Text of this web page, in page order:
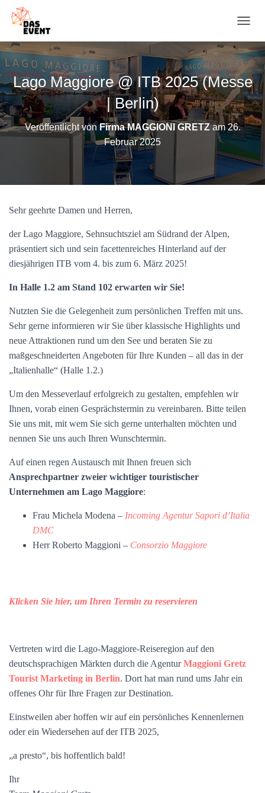
A
V
I
G
A
T
I
O
N
M
S
H
Lago Maggiore @ ITB 2025 (Messe
| Berlin)
Veröffentlicht vonFirma MAGGIONI GRETZam26.
Februar 2025
Sehr geehrte Damen und Herren,
der Lago Maggiore, Sehnsuchtsziel am Südrand der Alpen,
präsentiert sich und sein facettenreiches Hinterland auf der
diesjährigen ITB vom 4. bis zum 6. März 2025!
In Halle 1.2 am Stand 102 erwarten wir Sie!
Nutzten Sie die Gelegenheit zum persönlichen Treffen mit uns.
Sehr gerne informieren wir Sie über klassische Highlights und
neue Attraktionen rund um den See und beraten Sie zu
maßgeschneiderten Angeboten für Ihre Kunden – all das in der
„Italienhalle“ (Halle 1.2.)
Um den Messeverlauf erfolgreich zu gestalten, empfehlen wir
Ihnen, vorab einen Gesprächstermin zu vereinbaren. Bitte teilen
Sie uns mit, mit wem Sie sich gerne unterhalten möchten und
nennen Sie uns auch Ihren Wunschtermin.
Auf einen regen Austausch mit Ihnen freuen sich
Ansprechpartner zweier wichtiger touristischer
Unternehmen am Lago Maggiore:
Frau Michela Modena – Incoming Agentur Sapori d’Italia
DMC
Herr Roberto Maggioni – Consorzio Maggiore
Klicken Sie hier, um Ihren Termin zu reservieren
Vertreten wird die Lago-Maggiore-Reiseregion auf den
deutschsprachigen Märkten durch die AgenturMaggioni Gretz
Tourist Marketing in Berlin. Dort hat man rund ums Jahr ein
offenes Ohr für Ihre Fragen zur Destination.
Einstweilen aber hoffen wir auf ein persönliches Kennenlernen
oder ein Wiedersehen auf der ITB 2025,
„a presto“, bis hoffentlich bald!
Ihr